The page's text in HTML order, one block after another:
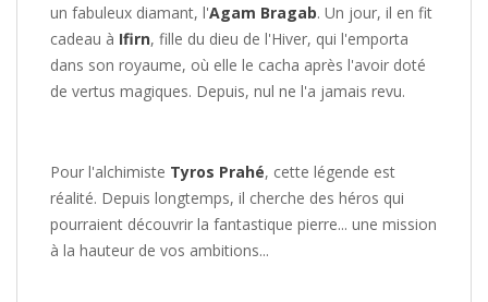
un fabuleux diamant, l'Agam Bragab. Un jour, il en fit
cadeau à Ifirn, fille du dieu de l'Hiver, qui l'emporta
dans son royaume, où elle le cacha après l'avoir doté
de vertus magiques. Depuis, nul ne l'a jamais revu.
Pour l'alchimiste Tyros Prahé, cette légende est
réalité. Depuis longtemps, il cherche des héros qui
pourraient découvrir la fantastique pierre... une mission
à la hauteur de vos ambitions...